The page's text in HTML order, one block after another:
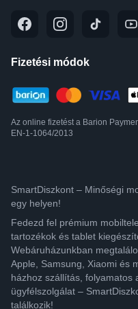
Fizetési módok
Az online fizetést a Barion
EN-1-1064/2013
SmartDiszkont – Minőségi
egy helyen!
Fedezd fel prémium
tartozékok és tablet
Webáruházunkban
Apple, Samsung, Xiaomi és
házhoz szállítás, folyamatos
ügyfélszolgálat –
találkozik!